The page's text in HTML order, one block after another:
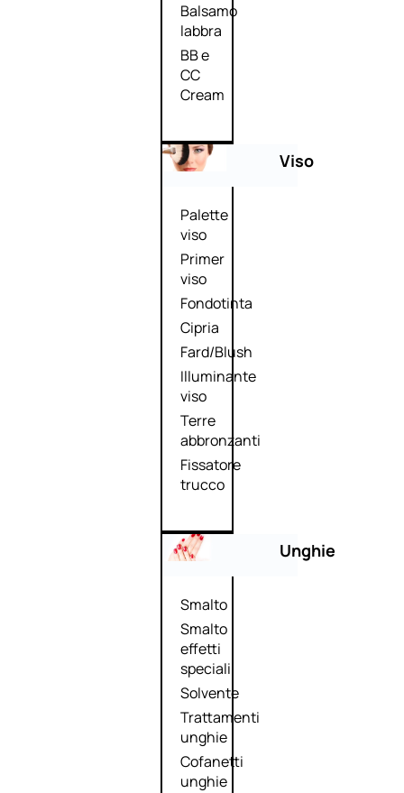
Balsamo
labbra
BB e
CC
Cream
Viso
Palette
viso
Primer
viso
Fondotinta
Cipria
Fard/Blush
Illuminante
viso
Terre
abbronzanti
Fissatore
trucco
Unghie
Smalto
Smalto
effetti
speciali
Solvente
Trattamenti
unghie
Cofanetti
unghie